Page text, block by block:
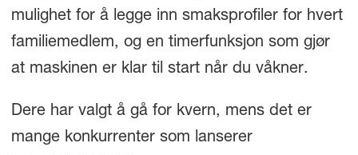
mulighet for å legge inn smaksprofiler for hvert
familiemedlem, og en timerfunksjon som gjør
at maskinen er klar til start når du våkner.
Dere har valgt å gå for kvern, mens det er
mange konkurrenter som lanserer